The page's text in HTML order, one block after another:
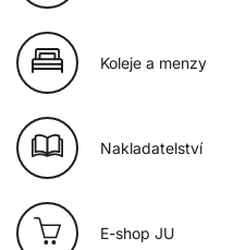
Koleje a menzy
Nakladatelství
E-shop JU